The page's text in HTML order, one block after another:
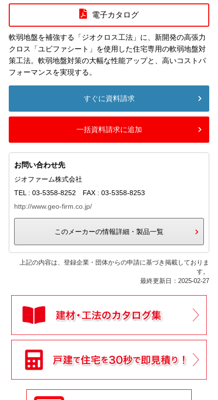
電子カタログ
軟弱地盤を補強する「ジオクロス工法」に、新開発の高張力
クロス「ユビファシート」を使用した住宅専用の軟弱地盤対
策工法。軟弱地盤対策の大幅な性能アップと、高いコストパ
フォーマンスを実現する。
すぐに資料請求
一括資料請求に追加
お問い合わせ先
ジオファーム株式会社
TEL : 03-5358-8252 FAX : 03-5358-8253
http://www.geo-firm.co.jp/
このメーカーの情報詳細・製品一覧
上記の内容は、登録企業・団体からの申請に基づき掲載しておりま
す。
最終更新日：2025-02-27